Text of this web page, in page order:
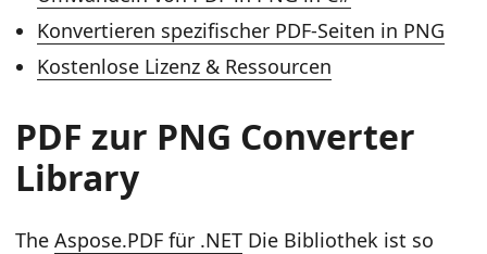
Konvertieren spezifischer PDF-Seiten in PNG
Kostenlose Lizenz & Ressourcen
PDF zur PNG Converter
Library
The Aspose.PDF für .NET Die Bibliothek ist so